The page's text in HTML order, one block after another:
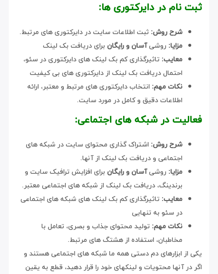
ثبت نام در دایرکتوری ها:
شرح روش: ثبت اطلاعات سایت در دایرکتوری های مرتبط.
مزایا: روشیآسان و رایگان برای دریافت بک لینک
معایب: تاثیرگذاری کم بک لینک های دایرکتوری در سئو،
احتمال دریافت بک لینک از دایرکتوری های بی کیفیت
نکات مهم: انتخاب دایرکتوری های مرتبط و معتبر، ارائه
اطلاعات دقیق و کامل در مورد سایت.
فعالیت در شبکه های اجتماعی:
شرح روش: اشتراک گذاری محتوای سایت در شبکه های
اجتماعی و دریافت بک لینک از آنها.
مزایا: روشیآسان و رایگان برای افزایش ترافیک سایت و
برندینگ، دریافت بک لینک از شبکه های اجتماعی معتبر.
معایب: تاثیرگذاری کم بک لینک های شبکه های اجتماعی
در سئو به تنهایی
نکات مهم: تولید محتوای جذاب و بصری، تعامل با
مخاطبان، استفاده از هشتگ های مرتبط.
یکی از ابزارهای دم دستی همه ما شبکه های اجتماعی هستند و
اگر در آنها محتویات و لینکهای خود را قرار دهید، قطع به یقین